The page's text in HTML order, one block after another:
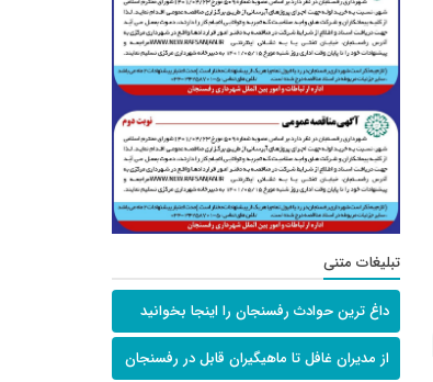
تبلیغات متنی
داغ ترین حوادث رفسنجان را اینجا بخوانید
از مدیران غافل تا ماهیگیران قابل در رفسنجان